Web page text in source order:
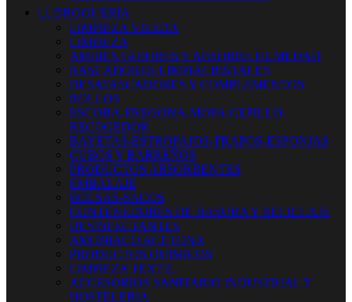
 DROGUERIA
LIMPIEZA VILEDA
LIMPIEZA
AMBIENTADORES Y ABSORBE HUMEDAD
RASCADORES-LIMPIACRISTALES
DESATASCADORES Y COMPLEMENTOS
ROLLOS
ESCOBA-FREGONA-MOPA-CEPILLO-
RECOGEDOR
BAYETAS-ESTROPAJOS-TRAPOS-ESPONJAS
CUBOS Y BARREÑOS
PRODUCTOS ABSORBENTES
EMBALAJE
BOLSAS-SACOS
CONTENEDORES DE BASURA Y RECICLAJE
DESINFECTANTES
AMONIACO ACETONA
PRODUCTOS QUIMICOS
LIMPIEZA TEXTIL
ACCESORIOS SANITARIO INDUSTRIAL Y
HOSTELERIA